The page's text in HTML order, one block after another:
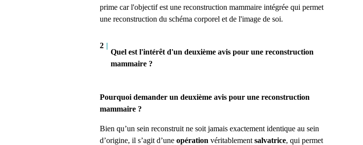
prime car l'objectif est une reconstruction mammaire intégrée qui permet
une reconstruction du schéma corporel et de l'image de soi.
2 |
Quel est l'intérêt d'un deuxième avis pour une reconstruction
mammaire ?
Pourquoi demander un deuxième avis pour une reconstruction
mammaire ?
Bien qu’un sein reconstruit ne soit jamais exactement identique au sein
d’origine, il s’agit d’une opération véritablement salvatrice, qui permet